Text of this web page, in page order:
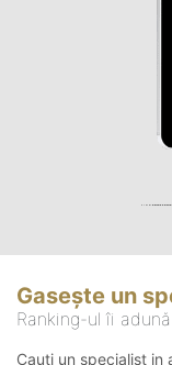
Gasește un
Ranking-ul îi
Cauți un specialist in